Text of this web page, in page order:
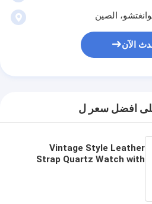
الصين
الآن
افضل سعر ل
Vintage Style Leather
Strap Quartz Watch with